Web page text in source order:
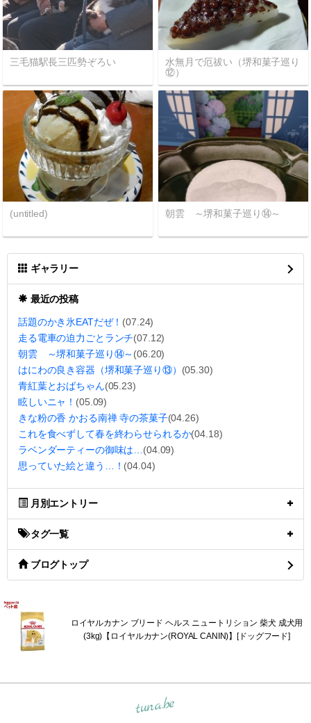
三毛猫駅長三匹勢ぞろい
水無月で厄祓い（堺和菓子巡り
⑫）
(untitled) 朝雲 ～堺和菓子巡り⑭～
ギャラリー
最近の投稿
話題のかき氷EATだぜ！ (07.24)
走る電車の迫力ごとランチ(07.12)
朝雲 ～堺和菓子巡り⑭～ (06.20)
はにわの良き容器（堺和菓子巡り⑬） (05.30)
青紅葉とおばちゃん(05.23)
眩しいニャ！ (05.09)
きな粉の香 かおる南禅 寺の茶菓子(04.26)
これを食べずして春を終わらせられるか(04.18)
ラベンダーティーの御味は… (04.09)
思っていた絵と違う…！ (04.04)
月別エントリー
タグ一覧
ブログトップ
ロイヤルカナン ブリード ヘルス ニュートリション 柴犬 成犬用
(3kg)【ロイヤルカナン(ROYAL CANIN)】[ドッグフード]
tuna.be